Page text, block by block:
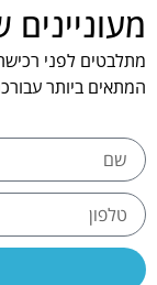
מתלבטים לפני
המתאים ביותר